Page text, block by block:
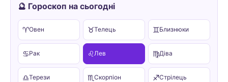
🔮 Гороскоп на сьогодні
♈Овен ♉Телець ♊Близнюки
♋Рак ♌Лев ♍Діва
♎Терези ♏Скорпіон ♐Стрілець